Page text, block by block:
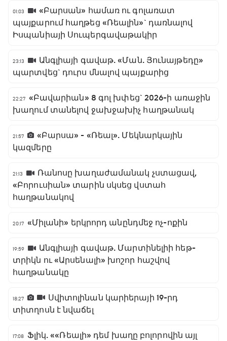
01:03
«Բարսան» համառ ու գոլառատ
պայքարում հաղթեց «Ռեալին»` դառնալով
Իսպանիայի Սուպերգավաթակիր
23:13
Անգլիայի գավաթ. «Ման. Յունայթեդը»
պարտվեց` դուրս մնալով պայքարից
22:27 «Բավարիան» 8 գոլ խփեց` 2026-ի առաջին
խաղում տանելով ջախջախիչ հաղթանակ
21:57
«Բարսա» - «Ռեալ». Մեկնարկային
կազմերը
21:13
Ռանոսը խաղաժամանակ չստացավ,
«Բորուսիան» տարին սկսեց վստահ
հաղթանակով
20:17 «Միլանի» երկրորդ անընդմեջ ոչ-ոքին
19:59
Անգլիայի գավաթ. Մարտինելիի հեթ-
տրիկն ու «Արսենալի» խոշոր հաշվով
հաղթանակը
18:27
Սվիտոլինան կարիերայի 19-րդ
տիտղոսն է նվաճել
17:08 Ֆլիկ. ««Ռեալի» դեմ խաղը բոլորովին այլ